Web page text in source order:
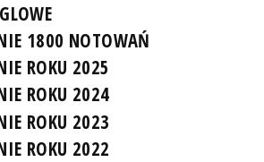
1800 NOTOWAŃ
ROKU 2025
ROKU 2024
ROKU 2023
ROKU 2022